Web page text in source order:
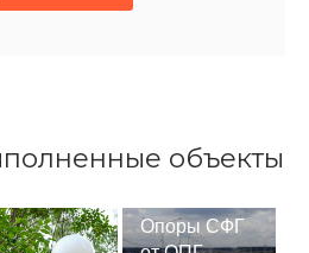
объекты
Опоры СФГ